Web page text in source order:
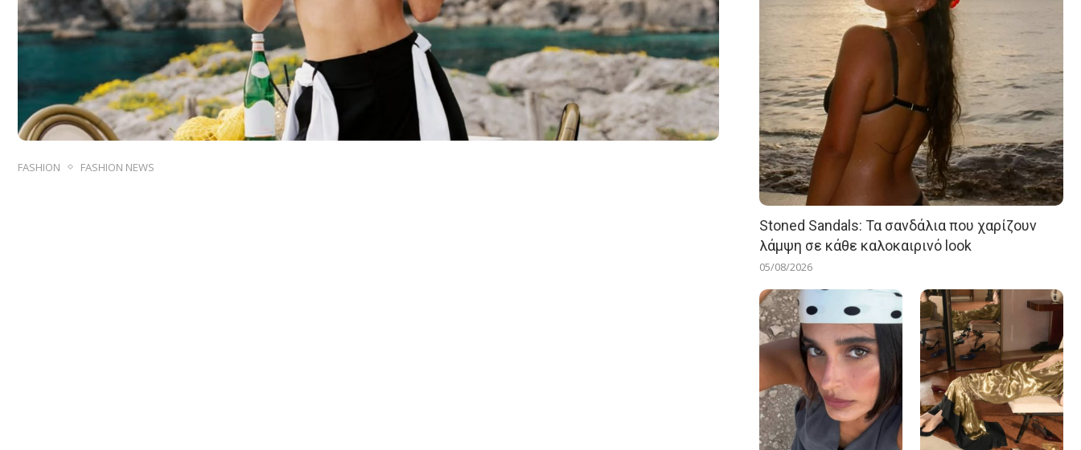
FASHION FASHION NEWS
Stoned Sandals: Τα σανδάλια που χαρίζουν
λάμψη σε κάθε καλοκαιρινό look
05/08/2026